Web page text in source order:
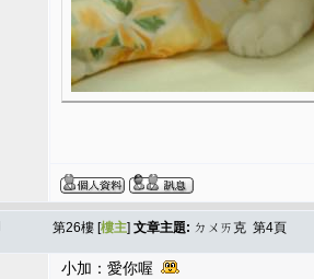
第26樓 [樓主] 文章主題: ㄉㄨㄞ克 第4頁
小加：愛你喔